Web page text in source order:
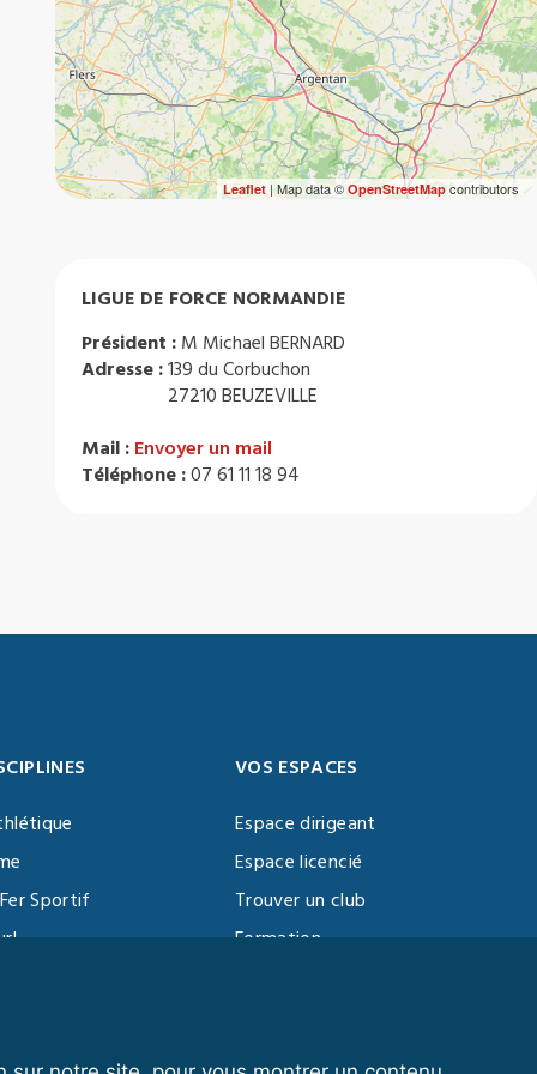
Leaflet| Map data ©OpenStreetMapcontributors
LIGUE DE FORCE NORMANDIE
Président : M Michael BERNARD
Adresse :139 du Corbuchon
27210 BEUZEVILLE
Mail : Envoyer un mail
Téléphone :07 61 11 18 94
Sportif
VOS ESPACES
Espace dirigeant
Espace licencié
Trouver un club
Formation